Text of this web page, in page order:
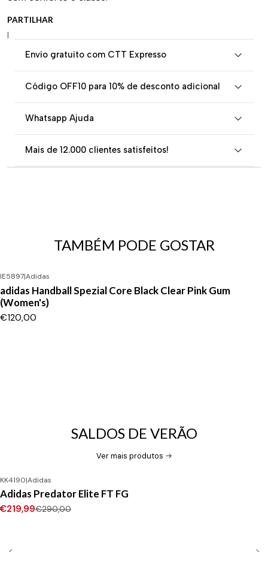
PARTILHAR
|
Envio gratuito com CTT Expresso
Código OFF10 para 10% de desconto adicional
Whatsapp Ajuda
Mais de 12.000 clientes satisfeitos!
TAMBÉM PODE GOSTAR
IE5897|Adidas
adidas Handball Spezial Core Black Clear Pink Gum
(Women's)
€120,00
SALDOS DE VERÃO
Ver mais produtos
-24%DESCONTO
Novo
KK4190|Adidas
Adidas Predator Elite FT FG
€219,99€290,00